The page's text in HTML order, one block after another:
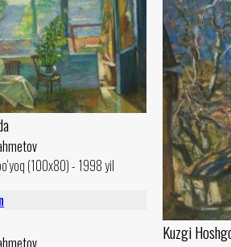
(100x80) - 1998 yil
Kuzgi